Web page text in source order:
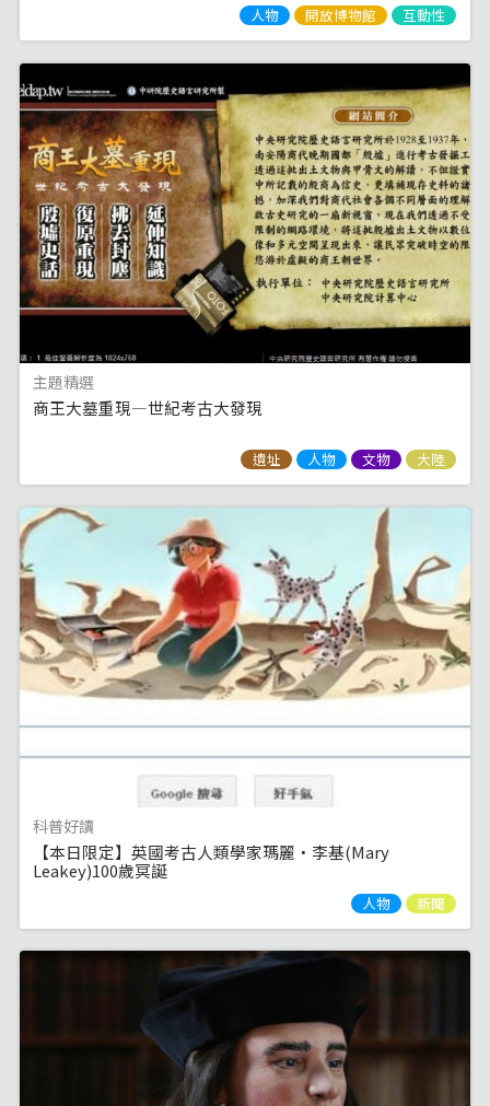
人物 開放博物館 互動性
主題精選
商王大墓重現—世紀考古大發現
遺址 人物 文物 大陸
科普好讀
【本日限定】英國考古人類學家瑪麗‧李基(Mary
Leakey)100歲冥誕
人物 新聞